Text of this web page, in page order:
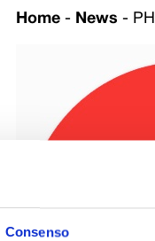
Consenso
Home - News -